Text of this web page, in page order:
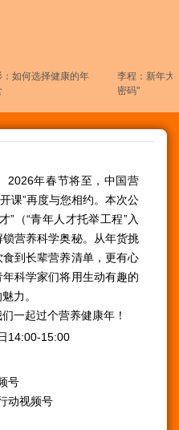
：如何选择健康的年
李程：新年大
密码"
年春节将至，中国营
课”再度与您相约。本次公
”（“青年人才托举工程”入
营养科学奥秘。从年货挑
到长辈营养清单，更有心
科学家们将用生动有趣的
力。
起过个营养健康年！
14:00-15:00
号
动视频号